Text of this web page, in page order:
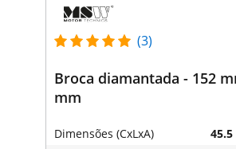
(3)
Broca diamantada - 152
mm
Dimensões (CxLxA)